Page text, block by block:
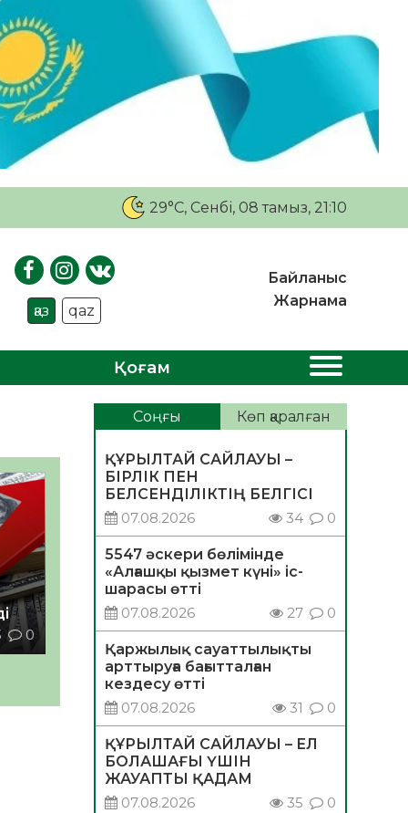
29°C, Сенбі, 08 тамыз, 21:10
қаз qaz
Байланыс
Жарнама
Қоғам
0
Соңғы Көп қаралған
ҚҰРЫЛТАЙ САЙЛАУЫ –
БІРЛІК ПЕН
БЕЛСЕНДІЛІКТІҢ БЕЛГІСІ
07.08.2026
34 0
5547 әскери бөлімінде
«Алғашқы қызмет күні» іс-
шарасы өтті
07.08.2026
27 0
Қаржылық сауаттылықты
арттыруға бағытталған
кездесу өтті
07.08.2026
31 0
ҚҰРЫЛТАЙ САЙЛАУЫ – ЕЛ
БОЛАШАҒЫ ҮШІН
ЖАУАПТЫ ҚАДАМ
07.08.2026
35 0